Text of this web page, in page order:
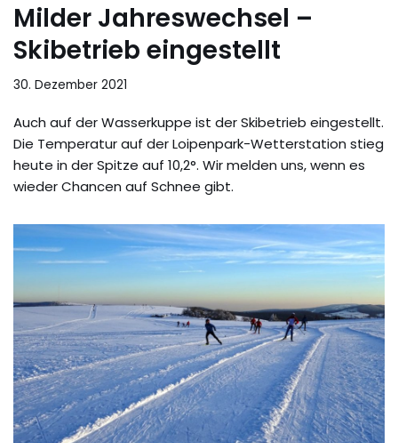
Milder Jahreswechsel –
Skibetrieb eingestellt
30. Dezember 2021
Auch auf der Wasserkuppe ist der Skibetrieb eingestellt.
Die Temperatur auf der Loipenpark-Wetterstation stieg
heute in der Spitze auf 10,2°. Wir melden uns, wenn es
wieder Chancen auf Schnee gibt.